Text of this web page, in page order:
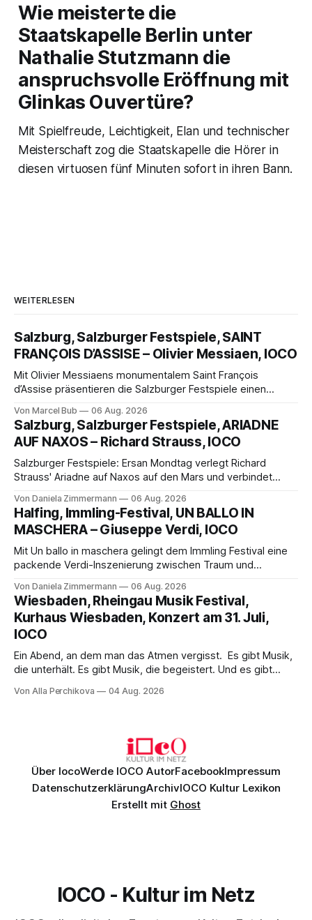
Wie meisterte die
Staatskapelle Berlin unter
Nathalie Stutzmann die
anspruchsvolle Eröffnung mit
Glinkas Ouvertüre?
Mit Spielfreude, Leichtigkeit, Elan und technischer
Meisterschaft zog die Staatskapelle die Hörer in
diesen virtuosen fünf Minuten sofort in ihren Bann.
WEITERLESEN
Salzburg, Salzburger Festspiele, SAINT
FRANÇOIS D’ASSISE – Olivier Messiaen, IOCO
Mit Olivier Messiaens monumentalem Saint François
d’Assise präsentieren die Salzburger Festspiele einen
eine bildgewaltige Inszenierung, Maxime Pascal entfaltet
die komplexe Partitur eindrucksvoll, Philippe Sly berührt als
Franziskus.
Von Marcel Bub 06 Aug. 2026
Salzburg, Salzburger Festspiele, ARIADNE
AUF NAXOS – Richard Strauss, IOCO
Salzburger Festspiele: Ersan Mondtag verlegt Richard
Strauss' Ariadne auf Naxos auf den Mars und verbindet
Aufführung mit starken Solisten und den Wiener
Philharmonikern, szenisch bleibt der zweite Akt jedoch
hinter den Erwartungen zurück.
Von Daniela Zimmermann 06 Aug. 2026
Halfing, Immling-Festival, UN BALLO IN
MASCHERA – Giuseppe Verdi, IOCO
Mit Un ballo in maschera gelingt dem Immling Festival eine
packende Verdi-Inszenierung zwischen Traum und
psychologische Tiefe mit starken Bildern, getragen von
einem spielfreudigen Ensemble und einer musikalisch
überzeugenden Gesamtleistung.
Von Daniela Zimmermann 06 Aug. 2026
Wiesbaden, Rheingau Musik Festival,
Kurhaus Wiesbaden, Konzert am 31. Juli,
IOCO
Ein Abend, an dem man das Atmen vergisst. Es gibt Musik,
die unterhält. Es gibt Musik, die begeistert. Und es gibt
Genau so war der Abend im Kurhaus Wiesbaden, an dem
Von Alla Perchikova 04 Aug. 2026
Über IocoWerde IOCO AutorFacebookImpressum
DatenschutzerklärungArchivIOCO Kultur Lexikon
Erstellt mit Ghost
IOCO - Kultur im Netz